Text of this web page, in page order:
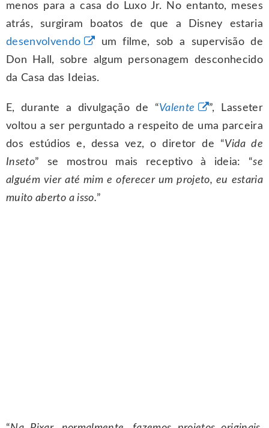
menos para a casa do Luxo Jr. No entanto, meses
atrás, surgiram boatos de que a Disney estaria
desenvolvendo
um filme, sob a supervisão de
Don Hall, sobre algum personagem desconhecido
da Casa das Ideias.
E, durante a divulgação de “Valente
”, Lasseter
voltou a ser perguntado a respeito de uma parceira
dos estúdios e, dessa vez, o diretor de “Vida de
Inseto” se mostrou mais receptivo à ideia: “se
alguém vier até mim e oferecer um projeto, eu estaria
muito aberto a isso.”